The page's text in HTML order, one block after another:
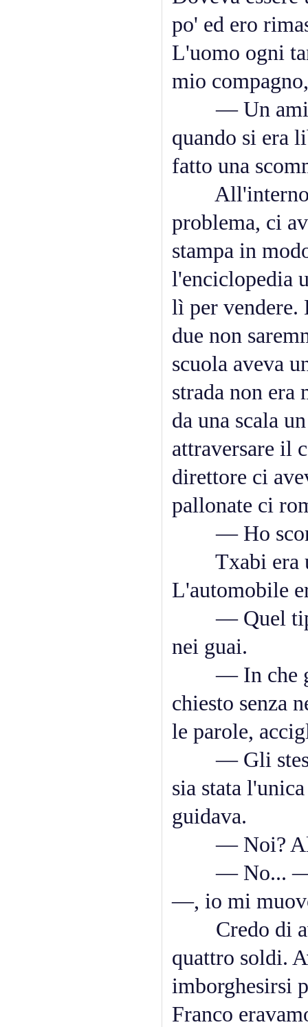
po' ed ero
L'uomo ogni
mio
— Un amico
quando si era
fatto una
All'interno
problema, ci
stampa in
l'enciclopedia
lì per vendere.
due non
scuola aveva
strada non era
da una scala
attraversare il
direttore ci
pallonate ci
— Ho
Txabi era
L'automobile
— Quel tipo
nei guai.
— In che
chiesto senza
le parole,
— Gli stessi
sia stata
guidava.
— Noi?
— No...
—, io mi
Credo di
quattro soldi.
imborghesirsi
Franco